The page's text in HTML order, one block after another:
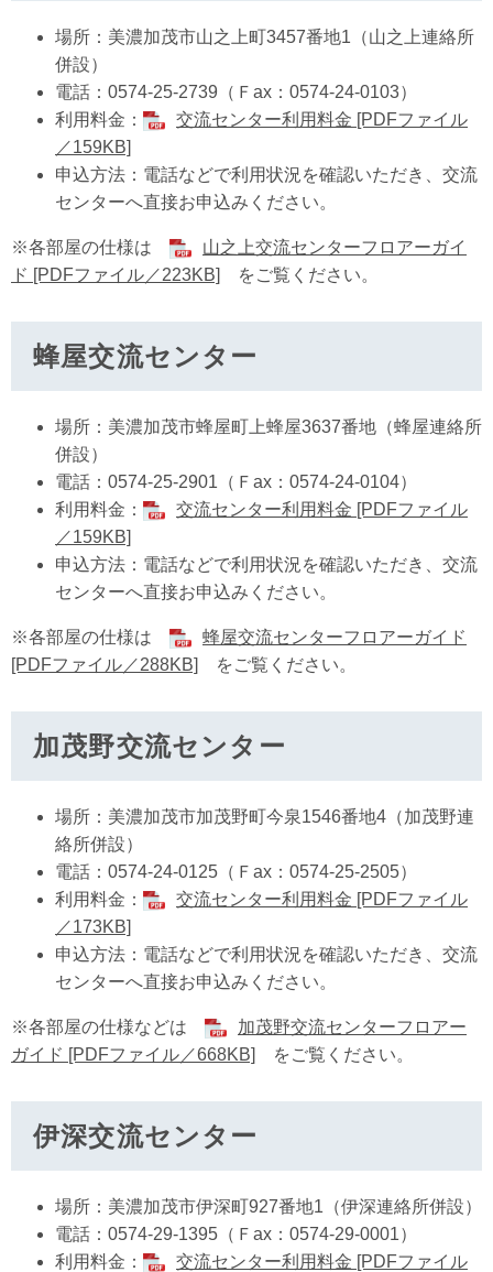
場所：美濃加茂市山之上町3457番地1（山之上連絡所
併設）
電話：0574-25-2739（Ｆax：0574-24-0103）
利用料金：
交流センター利用料金 [PDFファイル
／159KB]
申込方法：電話などで利用状況を確認いただき、交流
センターへ直接お申込みください。
※各部屋の仕様は
山之上交流センターフロアーガイ
ド [PDFファイル／223KB]
をご覧ください。
蜂屋交流センター
場所：美濃加茂市蜂屋町上蜂屋3637番地（蜂屋連絡所
併設）
電話：0574-25-2901（Ｆax：0574-24-0104）
利用料金：
交流センター利用料金 [PDFファイル
／159KB]
申込方法：電話などで利用状況を確認いただき、交流
センターへ直接お申込みください。
※各部屋の仕様は
蜂屋交流センターフロアーガイド
[PDFファイル／288KB]
をご覧ください。
加茂野交流センター
場所：美濃加茂市加茂野町今泉1546番地4（加茂野連
絡所併設）
電話：0574-24-0125（Ｆax：0574-25-2505）
利用料金：
交流センター利用料金 [PDFファイル
／173KB]
申込方法：電話などで利用状況を確認いただき、交流
センターへ直接お申込みください。
※各部屋の仕様などは
加茂野交流センターフロアー
ガイド [PDFファイル／668KB]
をご覧ください。
伊深交流センター
場所：美濃加茂市伊深町927番地1（伊深連絡所併設）
電話：0574-29-1395（Ｆax：0574-29-0001）
利用料金：
交流センター利用料金 [PDFファイル